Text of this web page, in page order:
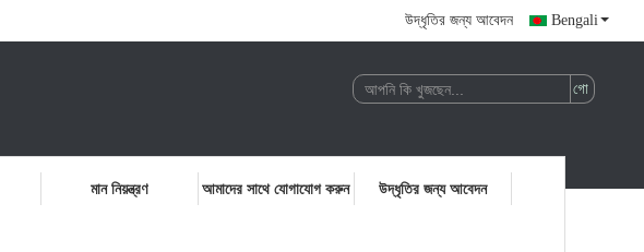
উদ্ধৃতির জন্য আবেদন Bengali
মান নিয়ন্ত্রণ আমাদের সাথে যোগাযোগ করুন উদ্ধৃতির জন্য আবেদন